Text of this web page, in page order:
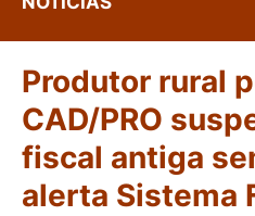
Produtor rural
CAD/PRO
fiscal antiga
alerta Sistema